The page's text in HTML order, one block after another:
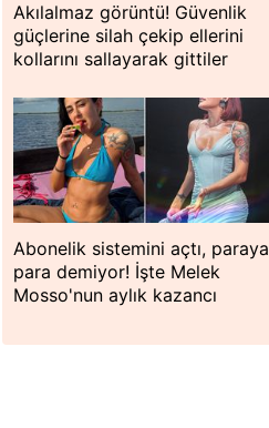
Akılalmaz görüntü! Güvenlik
güçlerine silah çekip ellerini
kollarını sallayarak gittiler
Abonelik sistemini açtı, paraya
para demiyor! İşte Melek
Mosso'nun aylık kazancı